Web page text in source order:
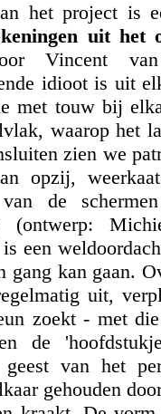
het project is
uit het
Vincent
idioot is uit
met touw bij
waarop het
zien we
opzij,
van de
(ontwerp:
een
gang kan gaan.
uit,
zoekt - met die
de
geest van het
gehouden